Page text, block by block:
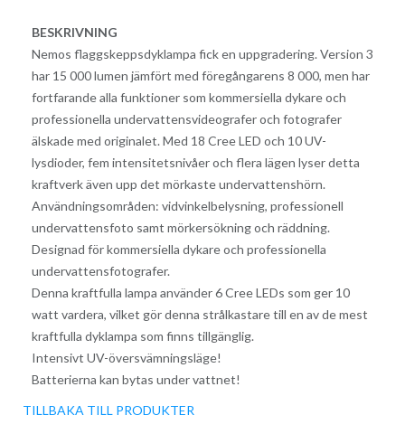
BESKRIVNING
Nemos flaggskeppsdyklampa fick en uppgradering. Version 3
har 15 000 lumen jämfört med föregångarens 8 000, men har
fortfarande alla funktioner som kommersiella dykare och
professionella undervattensvideografer och fotografer
älskade med originalet. Med 18 Cree LED och 10 UV-
lysdioder, fem intensitetsnivåer och flera lägen lyser detta
kraftverk även upp det mörkaste undervattenshörn.
Användningsområden: vidvinkelbelysning, professionell
undervattensfoto samt mörkersökning och räddning.
Designad för kommersiella dykare och professionella
undervattensfotografer.
Denna kraftfulla lampa använder 6 Cree LEDs som ger 10
watt vardera, vilket gör denna strålkastare till en av de mest
kraftfulla dyklampa som finns tillgänglig.
Intensivt UV-översvämningsläge!
Batterierna kan bytas under vattnet!
TILLBAKA TILL PRODUKTER